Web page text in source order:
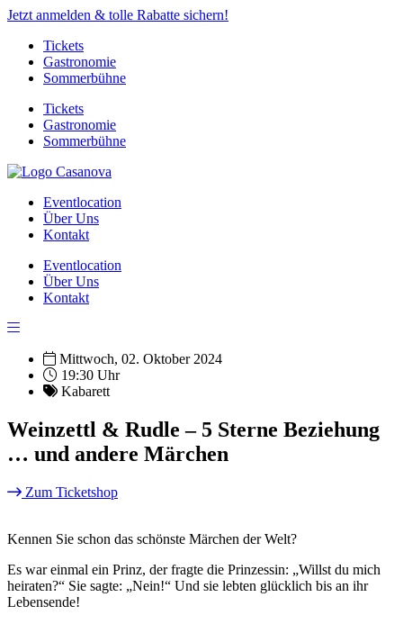
Jetzt anmelden & tolle Rabatte sichern!
Tickets
Gastronomie
Sommerbühne
Tickets
Gastronomie
Sommerbühne
Eventlocation
Über Uns
Kontakt
Eventlocation
Über Uns
Kontakt
Mittwoch, 02. Oktober 2024
19:30 Uhr
Kabarett
Weinzettl & Rudle – 5 Sterne Beziehung
… und andere Märchen
Zum Ticketshop
Kennen Sie schon das schönste Märchen der Welt?
Es war einmal ein Prinz, der fragte die Prinzessin: „Willst du mich
heiraten?“ Sie sagte: „Nein!“ Und sie lebten glücklich bis an ihr
Lebensende!